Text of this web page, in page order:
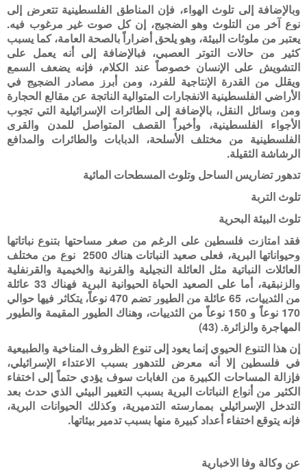
وبالإضافة إلى تلوث الهواء، فإن المناطق الفلسطينية تتعرض إلى
نوع آخر من التلوث وهو الضجيج، إن كل صوت غير مرغوب فيه.
يعتبر من ملوثات البيئة، وهو يلحق أضراراً بالصحة العامة، كما يسبب
كثير من حالات التوتر العصبي، فبالإضافة إلى أنه يعمل على
التشويش على الإنسان خصوصاً عند الكلام، فإنه يضعف السمع
ويقلل من القدرة الإنتاجية للفرد، ومن أبرز مصادر الضجيج في
الأراضي الفلسطينية الانفجارات المتوالية الناتجة عن مقالع الحجارة
ومن وسائل النقل، بالإضافة إلى الطائرات الإسرائيلية التي تجوب
الأجواء الفلسطينية، وأخيراً القصف المتواصل للمدن والقرى
الفلسطينية من مختلف الأسلحة، الدبابات والطائرات والمدافع
الرشاشة الثقيلة.
تدهور تضاريس الساحل وتلوث المسطحات المائية
تلوث التربة
تلوث البيئة البحرية
فقد امتازت فلسطين على الرغم من صغر مساحتها بتنوع نباتاتها
وحيواناتها البرية، فعلى صعيد النباتات هناك 2500 نوع من مختلف
العائلات النباتية مثل العائلة النجيلية والقرنية والخيمية والقرنفلية
والزنبقية، أما على الصعيد الحياة الحيوانية البرية فهناك 33 عائلة
من الثدييات، 65 عائلة من الطيور تضم 470 نوعاً، يتكاثر فيها حوالي
170 نوعاً و 150 نوعاً من الثدييات، وهناك الطيور المقيمة والطيور
المهاجرة والزائرة. (43)
إن هذا التنوع الحيوي إنما يعود إلى تنوع الظروف المناخية والطبيعية
في فلسطين إلا أنه معرض للتدهور بسبب الاعتداء الإسرائيلي،
فإزالة المساحات الكبيرة من الغابات سوف يؤدي حتماً إلى اختفاء
الكثير من أنواع النباتات البرية بسبب التغيير البيئي الذي حدث بعد
التدخل الإسرائيلي بممارسته التدميرية، وكذلك الحيوانات البرية،
فإنه يتوقع اختفاء أعداد كبيرة منها بسبب تدمير بيئاتها.
عن وكالة وفا الاخبارية